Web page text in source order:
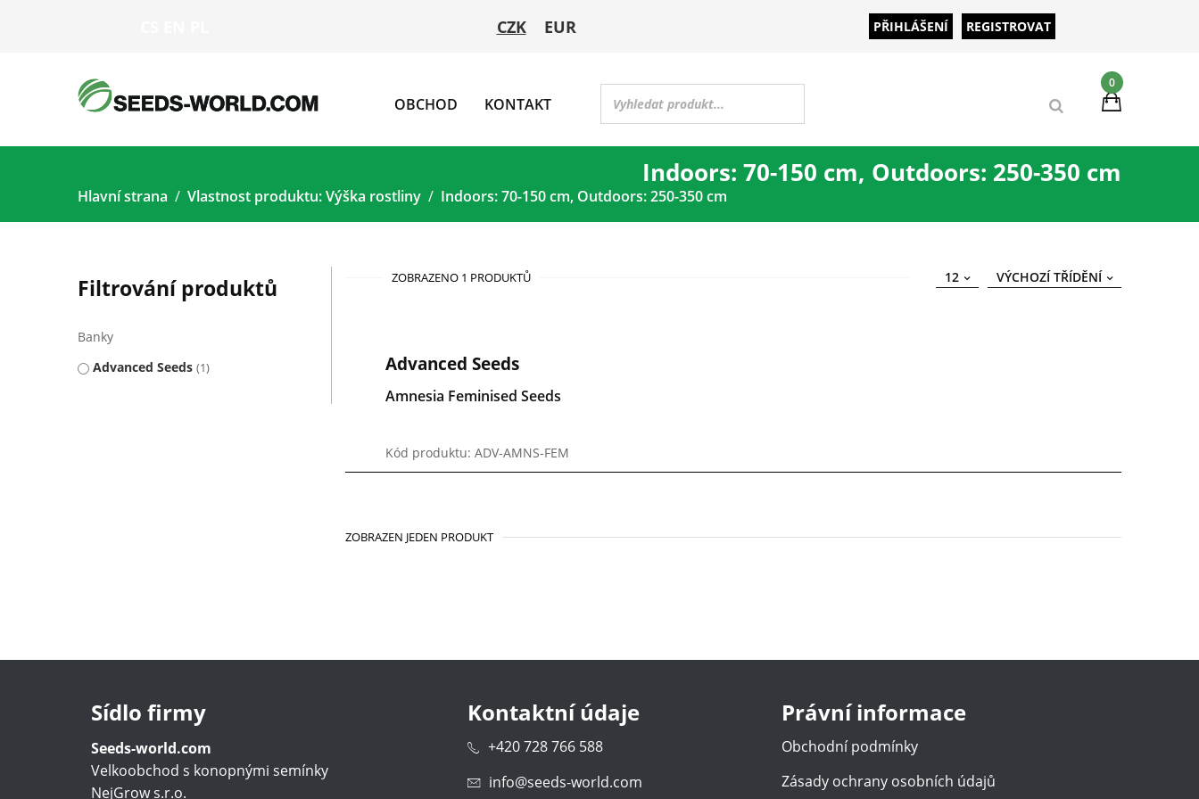
CZK EUR PŘIHLÁŠENÍ REGISTROVAT
0
OBCHOD KONTAKT
Indoors: 70-150 cm, Outdoors: 250-350 cm
Hlavní strana Vlastnost produktu: Výška rostliny Indoors: 70-150 cm, Outdoors: 250-350 cm
Filtrování produktů
Banky
Advanced Seeds 1
ZOBRAZENO 1 PRODUKTŮ VÝCHOZÍ TŘÍDĚNÍ
12
Advanced Seeds
Amnesia Feminised Seeds
Kód produktu: ADV-AMNS-FEM
ZOBRAZEN JEDEN PRODUKT
Sídlo firmy
Seeds-world.com
Velkoobchod s konopnými semínky
NejGrow s.r.o.
Kontaktní údaje
+420 728 766 588
info@seeds-world.com
Právní informace
Obchodní podmínky
Zásady ochrany osobních údajů